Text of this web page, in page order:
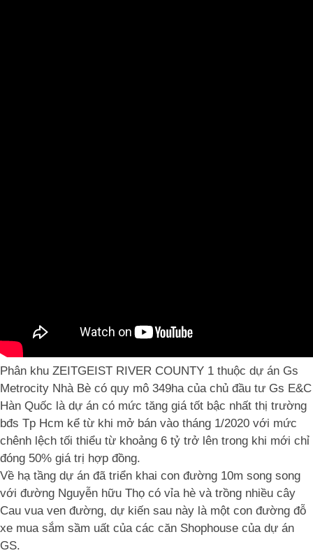
Phân khu ZEITGEIST RIVER COUNTY 1 thuộc dự án Gs
Metrocity Nhà Bè có quy mô 349ha của chủ đầu tư Gs E&C
Hàn Quốc là dự án có mức tăng giá tốt bậc nhất thị trường
bđs Tp Hcm kể từ khi mở bán vào tháng 1/2020 với mức
chênh lệch tối thiểu từ khoảng 6 tỷ trở lên trong khi mới chỉ
đóng 50% giá trị hợp đồng.
Về hạ tầng dự án đã triển khai con đường 10m song song
với đường Nguyễn hữu Thọ có vỉa hè và trồng nhiều cây
Cau vua ven đường, dự kiến sau này là một con đường đỗ
xe mua sắm sầm uất của các căn Shophouse của dự án
GS.